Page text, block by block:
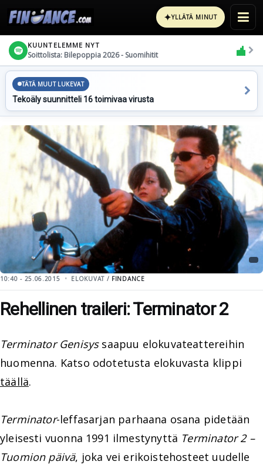
✦YLLÄTÄ MINUT
KUUNTELEMME NYT
Soittolista: Bilepoppia 2026 - Suomihitit
TÄTÄ MUUT LUKEVAT
Tekoäly suunnitteli 16 toimivaa virusta
10:40 - 25.06.2015 ELOKUVAT / FINDANCE
Rehellinen traileri: Terminator 2
Terminator Genisyssaapuu elokuvateattereihin
huomenna. Katso odotetusta elokuvasta klippi
täällä.
Terminator-leffasarjan parhaana osana pidetään
yleisesti vuonna 1991 ilmestynyttä Terminator 2 –
Tuomion päivä, joka vei erikoistehosteet uudelle